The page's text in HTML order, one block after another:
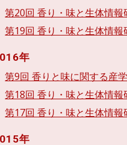
第20回 香り・味と生体情
第19回 香り・味と生体情
年
第9回 香りと味に関する産
第18回 香り・味と生体情
第17回 香り・味と生体情
年